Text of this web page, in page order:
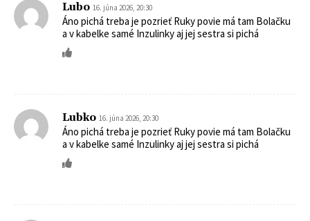
Lubo 16. júna 2026, 20:30
Áno pichá treba je pozrieť Ruky povie má tam Bolačku
a v kabelke samé Inzulinky aj jej sestra si pichá
Lubko 16. júna 2026, 20:30
Áno pichá treba je pozrieť Ruky povie má tam Bolačku
a v kabelke samé Inzulinky aj jej sestra si pichá